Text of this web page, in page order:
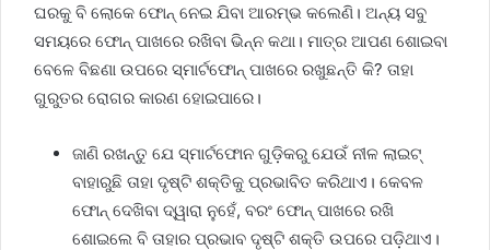
ଘରକୁ ବି ଲୋକେ ଫୋନ୍ ନେଇ ଯିବା ଆରମ୍ଭ କଲେଣି। ଅନ୍ୟ ସବୁ
ସମୟରେ ଫୋନ୍ ପାଖରେ ରଖିବା ଭିନ୍ନ କଥା। ମାତ୍ର ଆପଣ ଶୋଇବା
ବେଳେ ବିଛଣା ଉପରେ ସ୍ମାର୍ଟଫୋନ୍ ପାଖରେ ରଖୁଛନ୍ତି କି? ତାହା
ଗୁରୁତର ରୋଗର କାରଣ ହୋଇପାରେ।
ଜାଣି ରଖନ୍ତୁ ଯେ ସ୍ମାର୍ଟଫୋନ ଗୁଡ଼ିକରୁ ଯେଉଁ ନୀଳ ଲାଇଟ୍
ବାହାରୁଛି ତାହା ଦୃଷ୍ଟି ଶକ୍ତିକୁ ପ୍ରଭାବିତ କରିଥାଏ। କେବଳ
ଫୋନ୍ ଦେଖିବା ଦ୍ୱାରା ନୁହେଁ, ବରଂ ଫୋନ୍ ପାଖରେ ରଖି
ଶୋଇଲେ ବି ତାହାର ପ୍ରଭାବ ଦୃଷ୍ଟି ଶକ୍ତି ଉପରେ ପଡ଼ିଥାଏ।